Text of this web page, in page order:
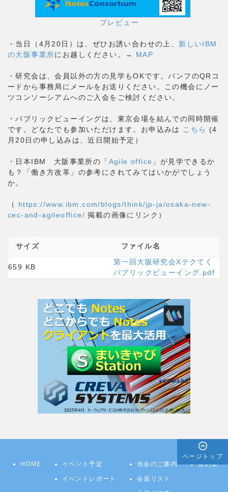
プレビュー
・当日（4月20日）は、ぜひお誘い合わせの上、 新しいIBM
の大阪事業所にお越しください。→ MAP
・研究会は、会員以外の方の見学もOKです。パンフのQRコ
ードから事務局にメールをお送りください。この機会にノー
ツコンソーシアムへのご入会をご検討ください。
・パブリックビューイングは、東京会場を結んでの同時開催
です。どなたでも参加いただけます。お申込みは
こちら
(4
月20日の申し込みは、近日開始予定）
・日本IBM 大阪事業所の「 Agile office 」が見学できるか
も？「働き方改革」の参考にされてみてはいかがでしょう
か。
（ https://www.ibm.com/blogs/think/jp-ja/osaka-new-
cec-and-agileoffice/ 掲載の画像にリンク）
サイズ ファイル名
659 KB
第一回大阪研究会Xテクてく
パブリックビューイング.pdf
HOME イベント予定
イベントレポート
当会のご案内
会員リスト
規約集
ページトップ